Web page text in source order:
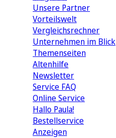
Unsere Partner
Vorteilswelt
Vergleichsrechner
Unternehmen im Blick
Themenseiten
Altenhilfe
Newsletter
Service FAQ
Online Service
Hallo Paula!
Bestellservice
Anzeigen